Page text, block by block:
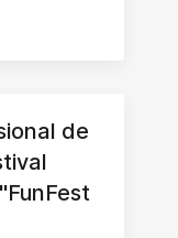
de